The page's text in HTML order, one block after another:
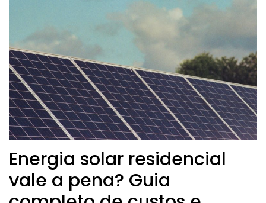
Energia solar residencial
vale a pena? Guia